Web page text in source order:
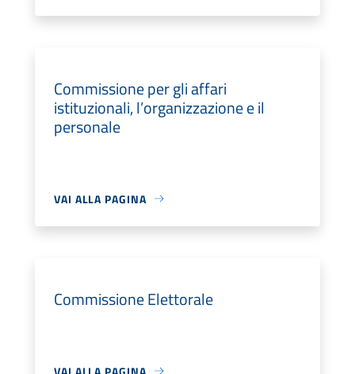
Commissione per gli affari
istituzionali, l’organizzazione e il
personale
VAI ALLA PAGINA
Commissione Elettorale